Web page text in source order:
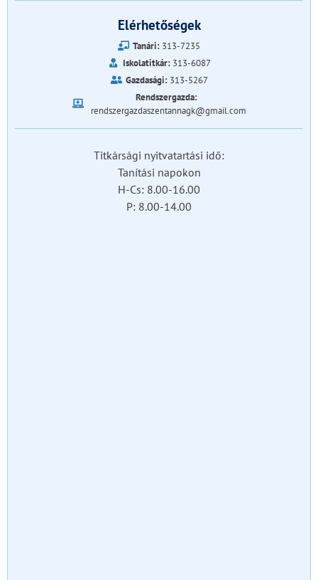
Elérhetőségek
Tanári: 313-7235
Iskolatitkár:313-6087
Gazdasági:313-5267
Rendszergazda:
rendszergazdaszentannagk@gmail.com
Titkársági nyitvatartási idő:
Tanítási napokon
H-Cs: 8.00-16.00
P: 8.00-14.00